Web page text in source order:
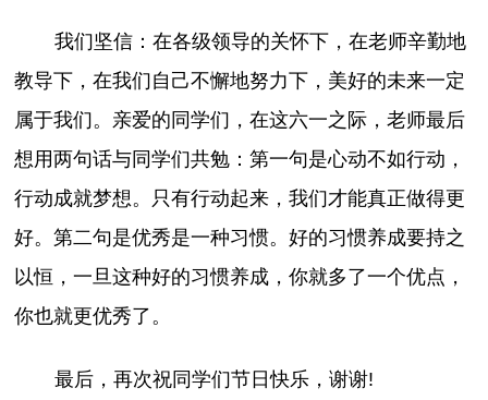
我们坚信：在各级领导的关怀下，在老师辛勤地
教导下，在我们自己不懈地努力下，美好的未来一定
属于我们。亲爱的同学们，在这六一之际，老师最后
想用两句话与同学们共勉：第一句是心动不如行动，
行动成就梦想。只有行动起来，我们才能真正做得更
好。第二句是优秀是一种习惯。好的习惯养成要持之
以恒，一旦这种好的习惯养成，你就多了一个优点，
你也就更优秀了。
最后，再次祝同学们节日快乐，谢谢!